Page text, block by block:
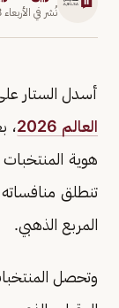
نُشر في الأربعاء 8 يوليو 2026
أسدل الستار
العالم 2026
،
هوية المنتخبات
تنطلق
المربع الذهبي.
وتحصل